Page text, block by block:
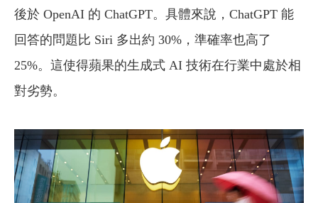
後於 OpenAI 的 ChatGPT。具體來說，ChatGPT 能
回答的問題比 Siri 多出約 30%，準確率也高了
25%。這使得蘋果的生成式 AI 技術在行業中處於相
對劣勢。